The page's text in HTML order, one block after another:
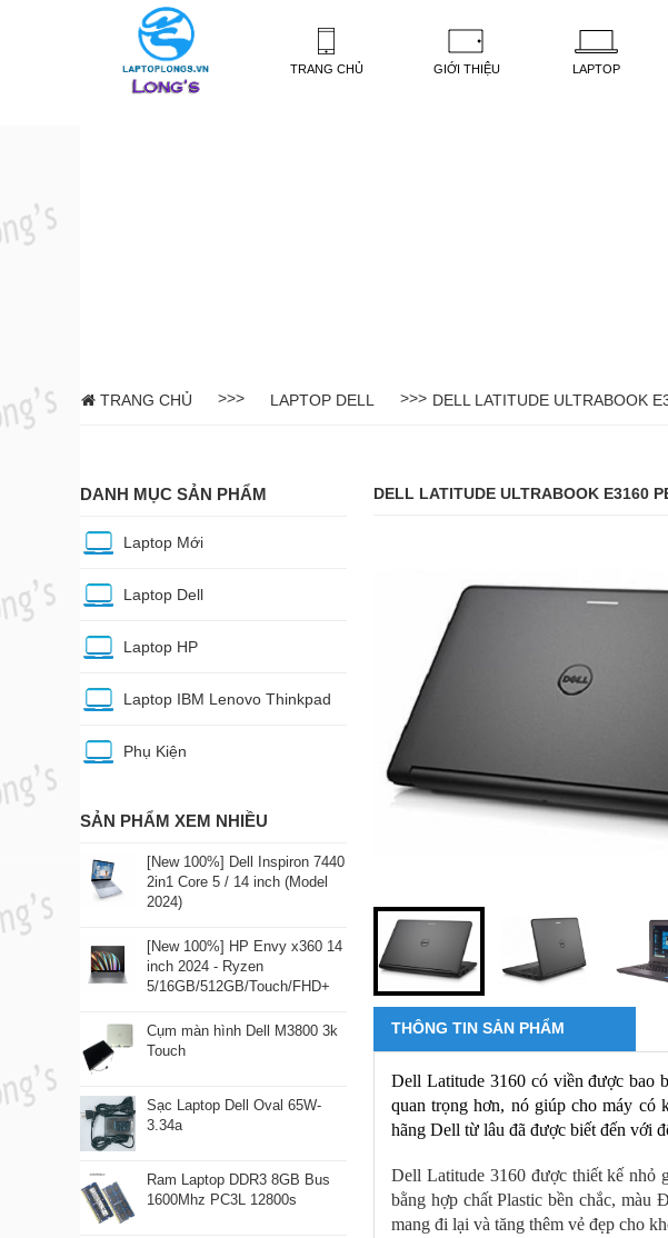
TRANG CHỦ GIỚI THIỆU LAPTOP
TRANG CHỦ >>> LAPTOP DELL >>> DELL LATITUDE ULTRABOOK
DANH MỤC SẢN PHẨM
Laptop Mới
Laptop Dell
Laptop HP
Laptop IBM Lenovo Thinkpad
Phụ Kiện
SẢN PHẨM XEM NHIỀU
[New 100%] Dell Inspiron 7440
2in1 Core 5 / 14 inch (Model
2024)
[New 100%] HP Envy x360 14
inch 2024 - Ryzen
5/16GB/512GB/Touch/FHD+
Cụm màn hình Dell M3800 3k
Touch
Sạc Laptop Dell Oval 65W-
3.34a
Ram Laptop DDR3 8GB Bus
1600Mhz PC3L 12800s
DELL LATITUDE ULTRABOOK E3160
THÔNG TIN SẢN PHẨM
Dell Latitude 3160 có viền được bao
quan trọng hơn, nó giúp cho máy có
hãng Dell từ lâu đã được biết đến với
Dell Latitude 3160 được thiết kế nhỏ
bằng hợp chất Plastic bền chắc,
mang đi lại và tăng thêm vẻ đẹp cho